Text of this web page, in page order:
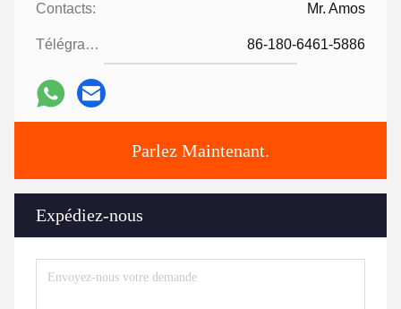
Contacts: Mr. Amos
Télégramme: 86-180-6461-5886
Parlez Maintenant.
Expédiez-nous